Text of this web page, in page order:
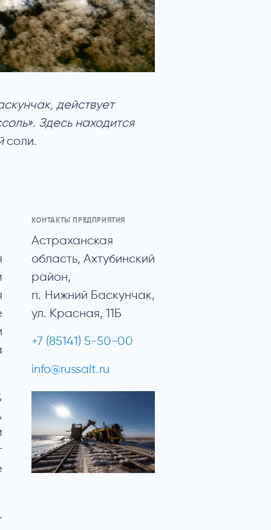
действует
Здесь находится
соли.
КОНТАКТЫ ПРЕДПРИЯТИЯ
Астраханская
область, Ахтубинский
район,
п. Нижний Баскунчак,
ул. Красная, 11Б
+7 (85141) 5-50-00
info@russalt.ru